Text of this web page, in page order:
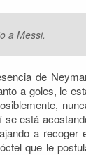
a Messi.
de
a goles, le
se está
a recoger
que le